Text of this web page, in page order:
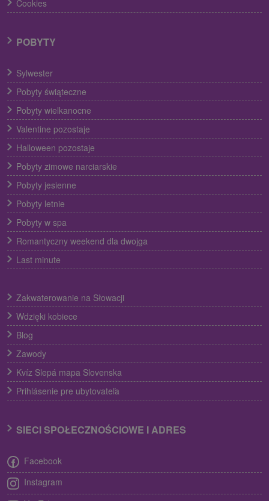
Cookies
POBYTY
Sylwester
Pobyty świąteczne
Pobyty wielkanocne
Valentine pozostaje
Halloween pozostaje
Pobyty zimowe narciarskie
Pobyty jesienne
Pobyty letnie
Pobyty w spa
Romantyczny weekend dla dwojga
Last minute
Zakwaterowanie na Słowacji
Wdzięki kobiece
Blog
Zawody
Kvíz Slepá mapa Slovenska
Prihlásenie pre ubytovateľa
SIECI SPOŁECZNOŚCIOWE I ADRES
Facebook
Instagram